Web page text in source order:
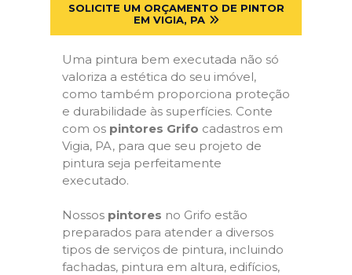
SOLICITE UM ORÇAMENTO DE PINTOR
EM VIGIA, PA
Uma pintura bem executada não só
valoriza a estética do seu imóvel,
como também proporciona proteção
e durabilidade às superfícies. Conte
com os pintores Grifo cadastros em
Vigia, PA, para que seu projeto de
pintura seja perfeitamente
executado.
Nossos pintores no Grifo estão
preparados para atender a diversos
tipos de serviços de pintura, incluindo
fachadas, pintura em altura, edifícios,